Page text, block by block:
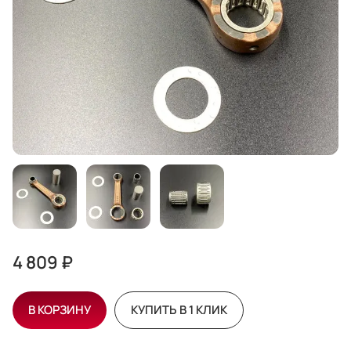
4 809 ₽
В КОРЗИНУ КУПИТЬ В 1 КЛИК